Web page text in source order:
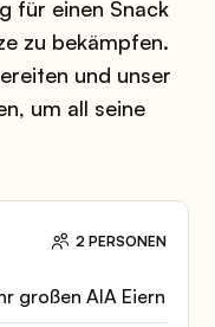
2 PERSONEN
großen AIA Eiern
für einen Snack
zu bekämpfen.
und unser
um all seine